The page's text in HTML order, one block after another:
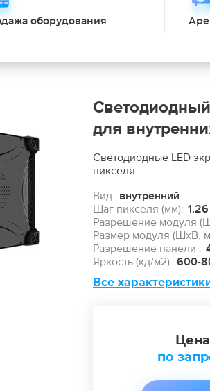
оборудования
для
Светодиодные LED
пикселя
Вид: внутренний
Шаг пикселя (мм): 1.26
Разрешение модуля
Размер модуля (ШxВ,
Разрешение панели :
Яркость (кд/м2): 600-
Все
по